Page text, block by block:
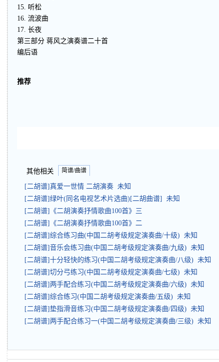
15. 听松
16. 流波曲
17. 长夜
第三部分 蒋风之演奏谱二十首
编后语
推荐
其他相关 简谱/曲谱
[二胡谱]真爱一世情 二胡演奏 未知
[二胡谱]绿叶(同名电视艺术片选曲)[二胡曲谱] 未知
[二胡谱]《二胡演奏抒情歌曲100首》三
[二胡谱]《二胡演奏抒情歌曲100首》二
[二胡谱]综合练习曲(中国二胡考级规定演奏曲/十级) 未知
[二胡谱]音乐会练习曲(中国二胡考级规定演奏曲/九级) 未知
[二胡谱]十分轻快的练习(中国二胡考级规定演奏曲/八级) 未知
[二胡谱]切分弓练习(中国二胡考级规定演奏曲/七级) 未知
[二胡谱]两手配合练习(中国二胡考级规定演奏曲/六级) 未知
[二胡谱]综合练习(中国二胡考级规定演奏曲/五级) 未知
[二胡谱]垫指滑音练习(中国二胡考级规定演奏曲/四级) 未知
[二胡谱]两手配合练习一(中国二胡考级规定演奏曲/三级) 未知